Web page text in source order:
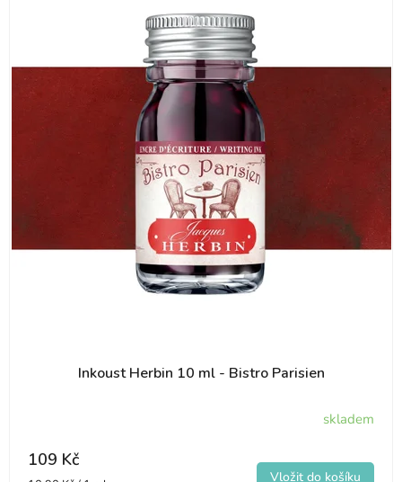
í
k
i
u
Inkoust Herbin 10 ml - Bistro Parisien
skladem
109 Kč